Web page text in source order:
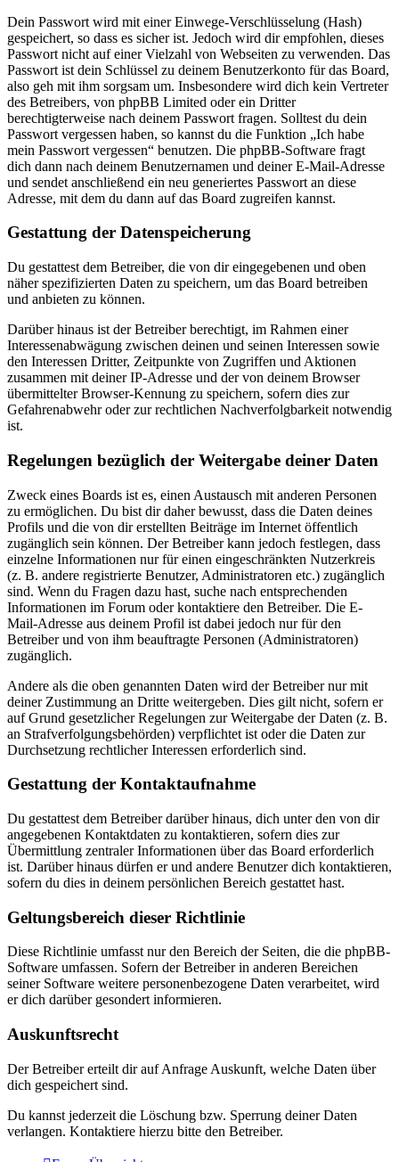
Dein Passwort wird mit einer Einwege-Verschlüsselung (Hash)
gespeichert, so dass es sicher ist. Jedoch wird dir empfohlen, dieses
Passwort nicht auf einer Vielzahl von Webseiten zu verwenden. Das
Passwort ist dein Schlüssel zu deinem Benutzerkonto für das Board,
also geh mit ihm sorgsam um. Insbesondere wird dich kein Vertreter
des Betreibers, von phpBB Limited oder ein Dritter
berechtigterweise nach deinem Passwort fragen. Solltest du dein
Passwort vergessen haben, so kannst du die Funktion „Ich habe
mein Passwort vergessen“ benutzen. Die phpBB-Software fragt
dich dann nach deinem Benutzernamen und deiner E-Mail-Adresse
und sendet anschließend ein neu generiertes Passwort an diese
Adresse, mit dem du dann auf das Board zugreifen kannst.
Gestattung der Datenspeicherung
Du gestattest dem Betreiber, die von dir eingegebenen und oben
näher spezifizierten Daten zu speichern, um das Board betreiben
und anbieten zu können.
Darüber hinaus ist der Betreiber berechtigt, im Rahmen einer
Interessenabwägung zwischen deinen und seinen Interessen sowie
den Interessen Dritter, Zeitpunkte von Zugriffen und Aktionen
zusammen mit deiner IP-Adresse und der von deinem Browser
übermittelter Browser-Kennung zu speichern, sofern dies zur
Gefahrenabwehr oder zur rechtlichen Nachverfolgbarkeit notwendig
ist.
Regelungen bezüglich der Weitergabe deiner Daten
Zweck eines Boards ist es, einen Austausch mit anderen Personen
zu ermöglichen. Du bist dir daher bewusst, dass die Daten deines
Profils und die von dir erstellten Beiträge im Internet öffentlich
zugänglich sein können. Der Betreiber kann jedoch festlegen, dass
einzelne Informationen nur für einen eingeschränkten Nutzerkreis
(z. B. andere registrierte Benutzer, Administratoren etc.) zugänglich
sind. Wenn du Fragen dazu hast, suche nach entsprechenden
Informationen im Forum oder kontaktiere den Betreiber. Die E-
Mail-Adresse aus deinem Profil ist dabei jedoch nur für den
Betreiber und von ihm beauftragte Personen (Administratoren)
zugänglich.
Andere als die oben genannten Daten wird der Betreiber nur mit
deiner Zustimmung an Dritte weitergeben. Dies gilt nicht, sofern er
auf Grund gesetzlicher Regelungen zur Weitergabe der Daten (z. B.
an Strafverfolgungsbehörden) verpflichtet ist oder die Daten zur
Durchsetzung rechtlicher Interessen erforderlich sind.
Gestattung der Kontaktaufnahme
Du gestattest dem Betreiber darüber hinaus, dich unter den von dir
angegebenen Kontaktdaten zu kontaktieren, sofern dies zur
Übermittlung zentraler Informationen über das Board erforderlich
ist. Darüber hinaus dürfen er und andere Benutzer dich kontaktieren,
sofern du dies in deinem persönlichen Bereich gestattet hast.
Geltungsbereich dieser Richtlinie
Diese Richtlinie umfasst nur den Bereich der Seiten, die die phpBB-
Software umfassen. Sofern der Betreiber in anderen Bereichen
seiner Software weitere personenbezogene Daten verarbeitet, wird
er dich darüber gesondert informieren.
Auskunftsrecht
Der Betreiber erteilt dir auf Anfrage Auskunft, welche Daten über
dich gespeichert sind.
Du kannst jederzeit die Löschung bzw. Sperrung deiner Daten
verlangen. Kontaktiere hierzu bitte den Betreiber.